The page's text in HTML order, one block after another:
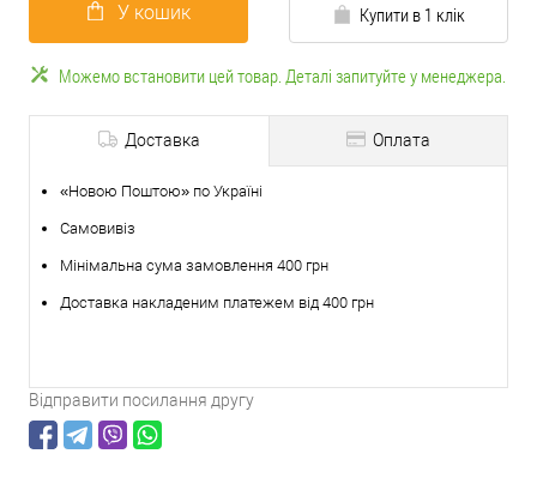
У кошик Купити в 1 клік
Можемо встановити цей товар. Деталі запитуйте у менеджера.
Доставка Оплата
«Новою Поштою» по Україні
Самовивіз
Мінімальна сума замовлення 400 грн
Доставка накладеним платежем від 400 грн
Відправити посилання другу